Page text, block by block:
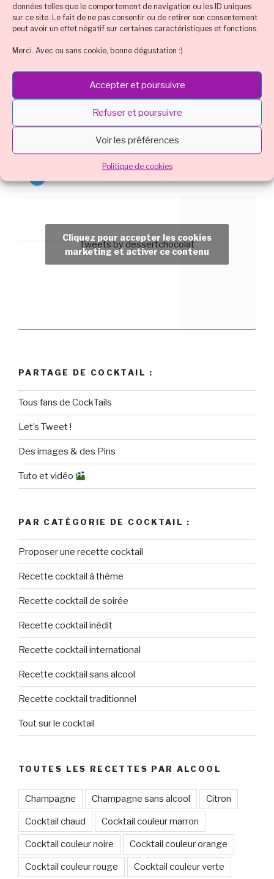
données telles que le comportement de navigation ou les ID uniques
sur ce site. Le fait de ne pas consentir ou de retirer son consentement
peut avoir un effet négatif sur certaines caractéristiques et fonctions.
Merci. Avec ou sans cookie, bonne dégustation :)
Accepter et poursuivre
Refuser et poursuivre
Voir les préférences
Politique de cookies
Givrer un verre à cocktail : vos questions, nos astuces !
Halloween : best-of des idées de recette cocktail &
déco flippantes
Recette : le Cocktail Crépuscule en Dégradé d’Halloween
Cocktail de rentrée revitalisante sans alcool
Tweets by dessertchocolat
Cliquez pour accepter les cookies
marketing et activer ce contenu
PARTAGE DE COCKTAIL :
Tous fans de CockTails
Let’s Tweet !
Des images & des Pins
Tuto et vidéo
PAR CATÉGORIE DE COCKTAIL :
Proposer une recette cocktail
Recette cocktail à thème
Recette cocktail de soirée
Recette cocktail inédit
Recette cocktail international
Recette cocktail sans alcool
Recette cocktail traditionnel
Tout sur le cocktail
TOUTES LES RECETTES PAR ALCOOL
Champagne Champagne sans alcool Citron
Cocktail chaud Cocktail couleur marron
Cocktail couleur noire Cocktail couleur orange
Cocktail couleur rouge Cocktail couleur verte